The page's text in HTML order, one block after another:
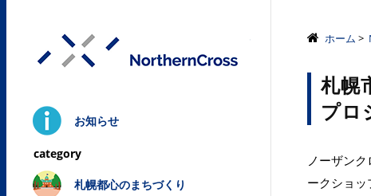
株式会社ノ
お知らせ
札幌都心のまちづくり
ホーム >
札幌
プロ
ノーザン
ークショ